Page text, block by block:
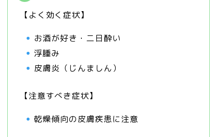
【よく効く症状】
お酒が好き・二日酔い
浮腫み
皮膚炎（じんましん）
【注意すべき症状】
乾燥傾向の皮膚疾患に注意